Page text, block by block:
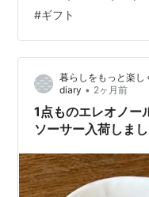
自身の手で成形されて
「犬」をテーマに作
作るとこんな感じに
これが正真正銘「エレ
プの底から…
#ギフト
暮らしをもっと楽
diary • 2ヶ月前
1点ものエレオノー
ソーサー入荷しまし